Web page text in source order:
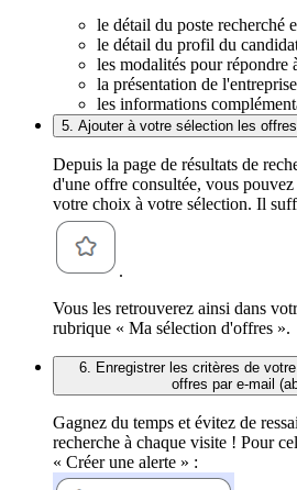
le détail du poste recherché
le détail du profil du
les modalités pour répondre
la présentation de
les informations
5. Ajouter à votre sélection les
Depuis la page de résultats de
d'une offre consultée, vous
votre choix à votre sélection. Il
.
Vous les retrouverez ainsi dans
rubrique « Ma sélection d'offres ».
6. Enregistrer les critères de
offres par e-mail
Gagnez du temps et évitez de
recherche à chaque visite ! Pour
« Créer une alerte » :